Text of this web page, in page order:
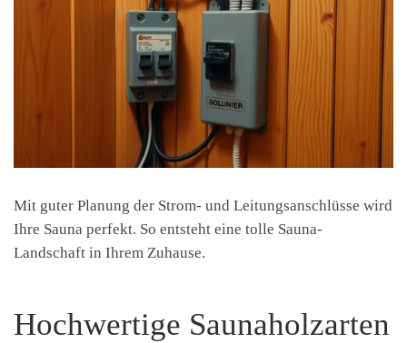
Mit guter Planung der Strom- und Leitungsanschlüsse wird
Ihre Sauna perfekt. So entsteht eine tolle Sauna-
Landschaft in Ihrem Zuhause.
Hochwertige Saunaholzarten